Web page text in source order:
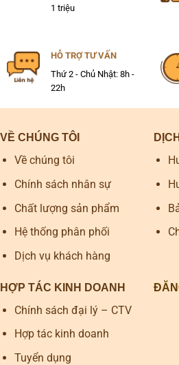
1 triệu
HỖ TRỢ TƯ VẤN
Thứ 2 - Chủ Nhật: 8h -
22h
VỀ CHÚNG TÔI
Về chúng tôi
Chính sách nhân sự
Chất lượng sản phẩm
Hệ thống phân phối
Dịch vụ khách hàng
HỢP TÁC KINH DOANH
Chính sách đại lý – CTV
Hợp tác kinh doanh
Tuyển dụng